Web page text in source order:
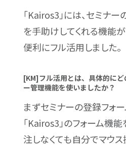
「Kairos3」には、セミナ
を手助けしてくれる機能が
便利にフル活用しました。
[KM]フル活用とは、具体的に
ー管理機能を使いましたか？
まずセミナーの登録フォー
「Kairos3」のフォーム機能
注しなくても自分でマウス